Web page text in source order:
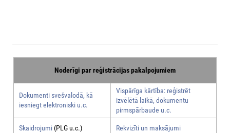
Noderīgi par reģistrācijas pakalpojumiem
Dokumenti svešvalodā, kā
iesniegt elektroniski u.c.
Vispārīga kārtība: reģistrēt
izvēlētā laikā, dokumentu
pirmspārbaude u.c.
Skaidrojumi(PLG u.c.) Rekvizīti un maksājumi